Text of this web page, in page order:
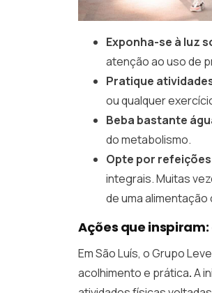
Exponha-se à luz
atenção ao uso de
Pratique
ou qualquer
Beba bastante
do metabolismo.
Opte por
integrais. Muitas
de uma alimentação
Ações que
Em São Luís, o Grupo
acolhimento e prática.A